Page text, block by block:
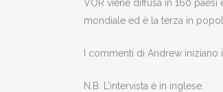
VOR viene diffusa in 160
mondiale ed è la terza in
I commenti di Andrew iniziano
N.B. L’intervista è in inglese.